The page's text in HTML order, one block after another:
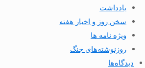
یادداشت
سخن روز و اخبار هفته
ویژه نامه ها
روزنوشته‌های جنگ
دیدگاه‌ها